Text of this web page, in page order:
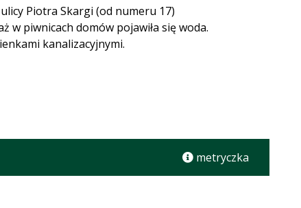
Piotra Skargi (od numeru 17)
w piwnicach domów pojawiła się woda.
kanalizacyjnymi.
metryczka